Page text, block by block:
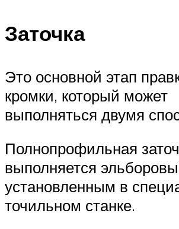
Заточка
Это основной этап
кромки, который может
выполняться двумя
Полнопрофильная
выполняется
установленным в
точильном станке.